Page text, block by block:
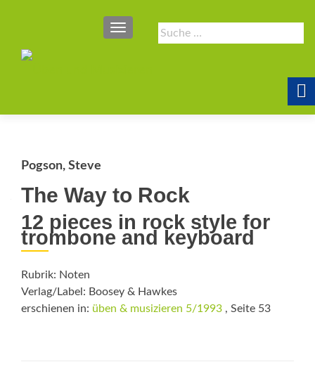
Suche
nach:
SCHALTE NAVIGATION
Pogson, Steve
The Way to Rock
12 pieces in rock style for
trombone and keyboard
Rubrik: Noten
Verlag/Label: Boosey & Hawkes
erschienen in: üben & musizieren 5/1993 , Seite 53